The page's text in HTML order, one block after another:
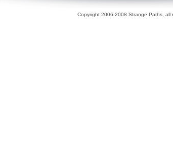
Copyright 2006-2008 Strange Paths, all